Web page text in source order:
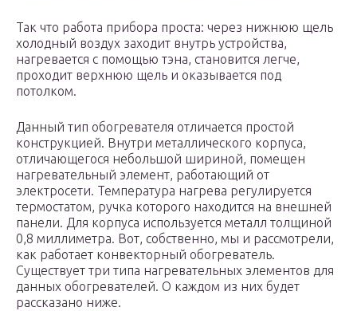
Так что работа прибора проста: через нижнюю щель
холодный воздух заходит внутрь устройства,
нагревается с помощью тэна, становится легче,
проходит верхнюю щель и оказывается под
потолком.
Данный тип обогревателя отличается простой
конструкцией. Внутри металлического корпуса,
отличающегося небольшой шириной, помещен
нагревательный элемент, работающий от
электросети. Температура нагрева регулируется
термостатом, ручка которого находится на внешней
панели. Для корпуса используется металл толщиной
0,8 миллиметра. Вот, собственно, мы и рассмотрели,
как работает конвекторный обогреватель.
Существует три типа нагревательных элементов для
данных обогревателей. О каждом из них будет
рассказано ниже.